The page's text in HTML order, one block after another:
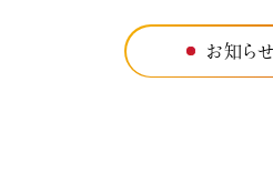
お知ら